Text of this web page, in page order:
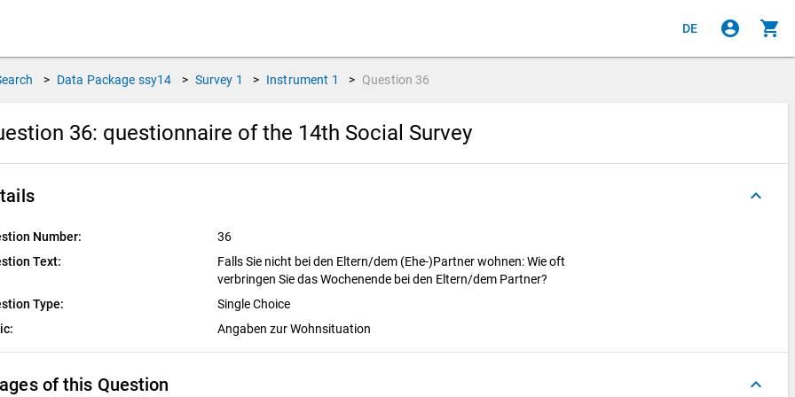
DE account_circle shopping_cart
> Data Package ssy14 > Survey 1 > Instrument 1 > Question 36
36: questionnaire of the 14th Social Survey
keyboard_arrow_up
Number:
36
Text:
Falls Sie nicht bei den Eltern/dem (Ehe-)Partner wohnen: Wie oft
verbringen Sie das Wochenende bei den Eltern/dem Partner?
Type:
Single Choice
Angaben zur Wohnsituation
of this Question keyboard_arrow_up